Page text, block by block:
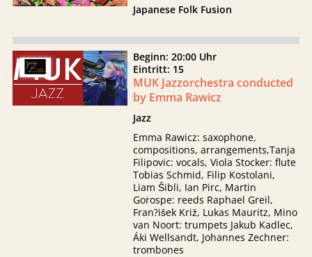
Japanese Folk Fusion
Beginn: 20:00 Uhr
Eintritt: 15
MUK Jazzorchestra conducted
by Emma Rawicz
Jazz
Emma Rawicz: saxophone,
compositions, arrangements,Tanja
Filipovic: vocals, Viola Stocker: flute
Tobias Schmid, Filip Kostolani,
Liam Šibli, Ian Pirc, Martin
Gorospe: reeds Raphael Greil,
Fran?išek Križ, Lukas Mauritz, Mino
van Noort: trumpets Jakub Kadlec,
Áki Wellsandt, Johannes Zechner:
trombones